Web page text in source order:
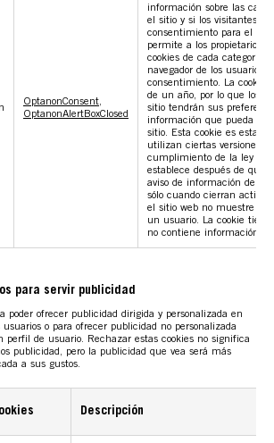
CONÓCENOS
OptanonConsent,
OptanonAlertBoxClosed
información sobre las
el sitio y si los visitantes
consentimiento para el
permite a los propietarios
cookies de cada categoría
navegador de los usuarios,
consentimiento. La
de un año, por lo que los
sitio tendrán sus
información que pueda
sitio. Esta cookie es
utilizan ciertas versiones
cumplimiento de la ley de
establece después de que
aviso de información de
sólo cuando cierran
el sitio web no muestre el
un usuario. La cookie
no contiene información
para servir publicidad
poder ofrecer publicidad dirigida y personalizada en
o para ofrecer publicidad no personalizada
perfil de usuario. Rechazar estas cookies no signiﬁca
publicidad, pero la publicidad que vea será más
a sus gustos.
Descripción